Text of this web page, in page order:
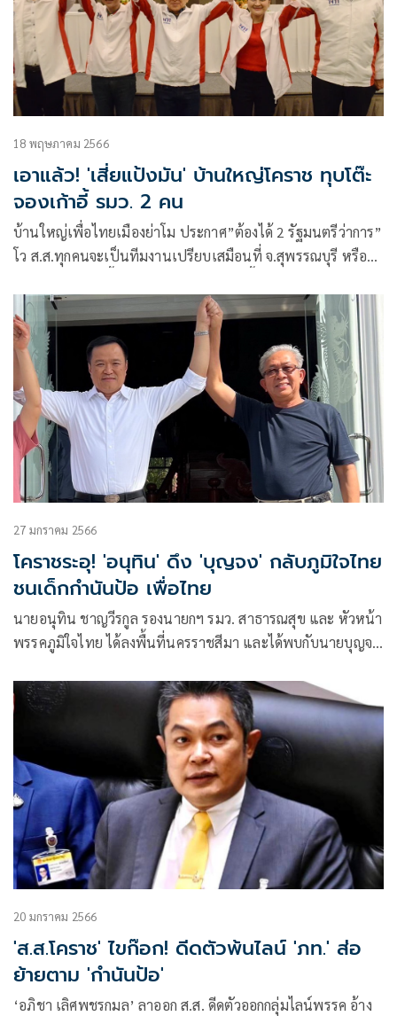
18 พฤษภาคม 2566
เอาแล้ว! 'เสี่ยแป้งมัน' บ้านใหญ่โคราช ทุบโต๊ะ
จองเก้าอี้ รมว. 2 คน
บ้านใหญ่เพื่อไทยเมืองย่าโม ประกาศ”ต้องได้ 2 รัฐมนตรีว่าการ”
โว ส.ส.ทุกคนจะเป็นทีมงานเปรียบเสมือนที่ จ.สุพรรณบุรี หรือ
คน-บัญชีรายชื่อ 2 คน รวมเป็น 14 คน และก็ยังมีที่อื่นผสมมาอีก
รวมแล้วเกือบ 20 คน
27 มกราคม 2566
โคราชระอุ! 'อนุทิน' ดึง 'บุญจง' กลับภูมิใจไทย
ชนเด็กกำนันป้อ เพื่อไทย
นายอนุทิน ชาญวีรกูล รองนายกฯ รมว. สาธารณสุข และ หัวหน้า
พรรคภูมิใจไทย ได้ลงพื้นที่นครราชสีมา และได้พบกับนายบุญจง
สมัครเป็นสมาชิกพรรคภูมิใจไทยอีกครั้งและลงสมัคร สส.
20 มกราคม 2566
'ส.ส.โคราช' ไขก๊อก! ดีดตัวพ้นไลน์ 'ภท.' ส่อ
ย้ายตาม 'กำนันป้อ'
‘อภิชา เลิศพชรกมล’ ลาออก ส.ส. ดีดตัวออกกลุ่มไลน์พรรค อ้าง